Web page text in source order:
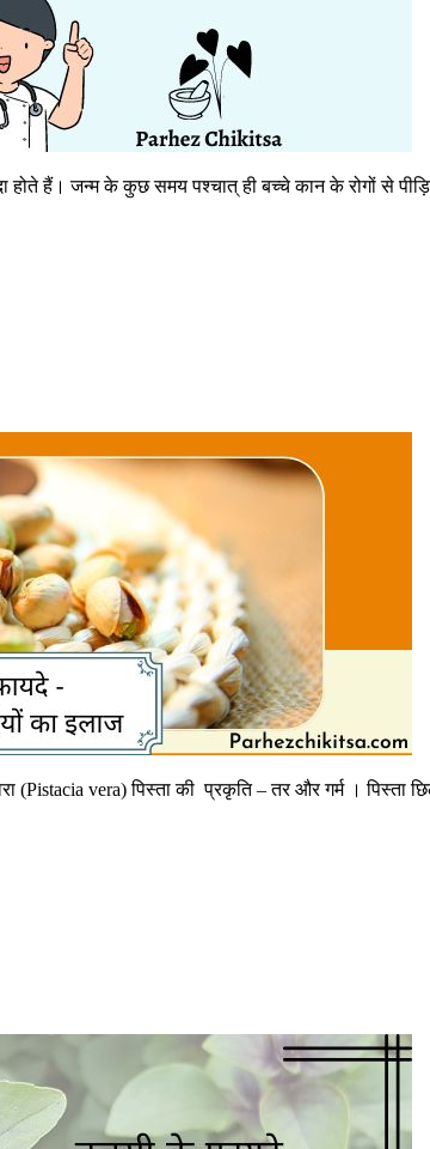
होते हैं। जन्म के कुछ समय पश्चात् ही बच्चे कान के रोगों से
(Pistacia vera) पिस्ता की प्रकृति – तर और गर्म ।